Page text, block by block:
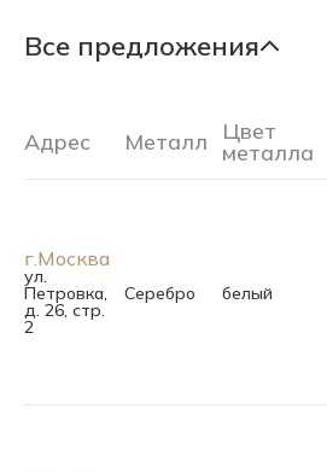
Все предложения
Адрес Металл Цвет
металла
г.Москва
ул.
Петровка,
д. 26, стр.
2
Серебро белый